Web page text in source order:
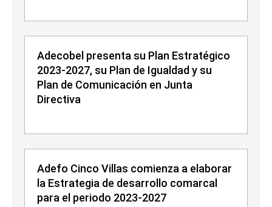
Adecobel presenta su Plan Estratégico
2023-2027, su Plan de Igualdad y su
Plan de Comunicación en Junta
Directiva
Adefo Cinco Villas comienza a elaborar
la Estrategia de desarrollo comarcal
para el periodo 2023-2027